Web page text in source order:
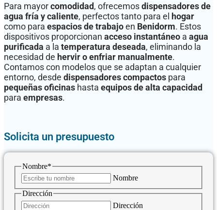
Para mayorcomodidad, ofrecemosdispensadores de
agua fría y caliente, perfectos tanto para el hogar
como para espacios de trabajoen Benidorm. Estos
dispositivos proporcionan acceso instantáneo a agua
purificada a la temperatura deseada, eliminando la
necesidad de hervir o enfriar manualmente.
Contamos con modelos que se adaptan a cualquier
entorno, desde dispensadores compactos para
pequeñas oficinas hasta equipos de alta capacidad
para empresas.
Solicita un presupuesto
Nombre*
Nombre
Dirección
Dirección